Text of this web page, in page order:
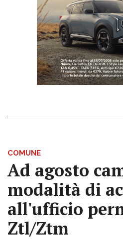
COMUNE
Ad agosto
modalità di
all'ufficio
Ztl/Ztm